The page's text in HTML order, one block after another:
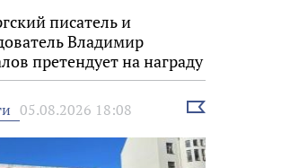
писатель и
Владимир
претендует на награду
05.08.2026 18:08
Выбрать